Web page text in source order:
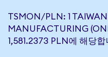
TSMON/PLN: 1
MANUFACTURING
1,581.2373 PLN에 해당합